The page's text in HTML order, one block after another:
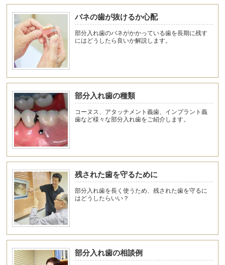
バネの歯が抜けるか心配
部分入れ歯のバネがかかっている歯を長期に残す
にはどうしたら良いか解説します。
部分入れ歯の種類
コーヌス、アタッチメント義歯、インプラント義
歯など様々な部分入れ歯をご紹介します。
残された歯を守るために
部分入れ歯を長く使うため、残された歯を守るに
はどうしたらいい？
部分入れ歯の相談例